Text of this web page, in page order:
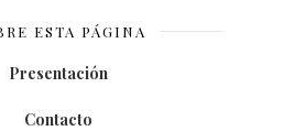
ESTA PÁGINA
Presentación
Contacto